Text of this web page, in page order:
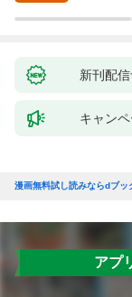
新刊配
キャン
漫画無料試し読みならdブッ
アプ